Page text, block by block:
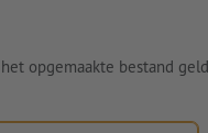
opgemaakte bestand